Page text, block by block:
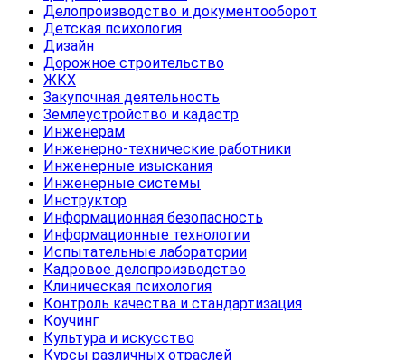
Делопроизводство и документооборот
Детская психология
Дизайн
Дорожное строительство
ЖКХ
Закупочная деятельность
Землеустройство и кадастр
Инженерам
Инженерно-технические работники
Инженерные изыскания
Инженерные системы
Инструктор
Информационная безопасность
Информационные технологии
Испытательные лаборатории
Кадровое делопроизводство
Клиническая психология
Контроль качества и стандартизация
Коучинг
Культура и искусство
Курсы различных отраслей